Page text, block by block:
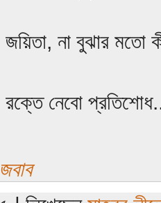
জয়িতা, না বুঝার মতো
রক্তে নেবো
জবাব